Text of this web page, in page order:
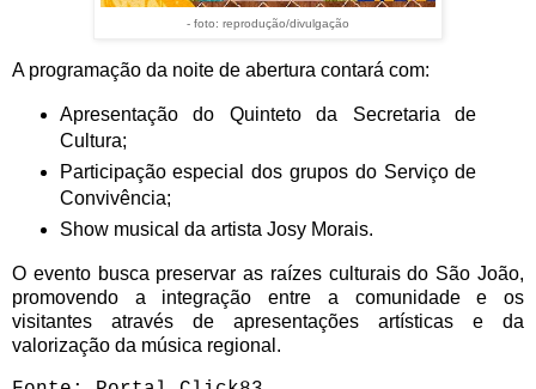
- foto: reprodução/divulgação
A programação da noite de abertura contará com:
Apresentação do Quinteto da Secretaria de
Cultura;
Participação especial dos grupos do Serviço de
Convivência;
Show musical da artista Josy Morais.
O evento busca preservar as raízes culturais do São João,
promovendo a integração entre a comunidade e os
visitantes através de apresentações artísticas e da
valorização da música regional.